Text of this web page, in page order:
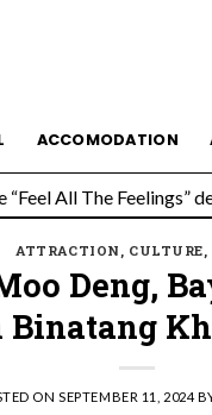
ACCOMODATION
“Feel All The
di Wolfgang’s
ATTRACTION , CULTURE,
Deng,
Binatang
ON SEPTEMBER 11, 2024